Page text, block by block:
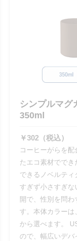
シンプルマ
350ml
￥302（税込）
コーヒーがらを
たエコ素材でで
できるノベルティ
すぎず小さすぎな
開で、性別を問
す。本体カラー
から選べます。
ので、幅広いデバ